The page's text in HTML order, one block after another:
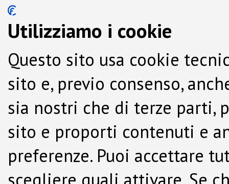
Utilizziamo i cookie
Questo sito usa cookie
sito e, previo consenso,
sia nostri che di terze parti,
sito e proporti contenuti e
preferenze. Puoi accettare
scegliere quali attivare. Se